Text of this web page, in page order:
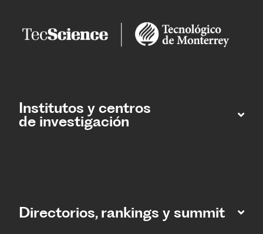
Institutos y centros
de investigación
Directorios, rankings y summit